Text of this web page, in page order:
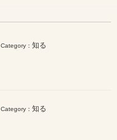
Category： 知る
Category： 知る